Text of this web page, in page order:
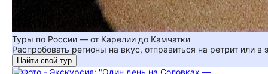
Туры по России — от Карелии до Камчатки
Распробовать регионы на вкус, отправиться на ретрит или в
Найти свой тур